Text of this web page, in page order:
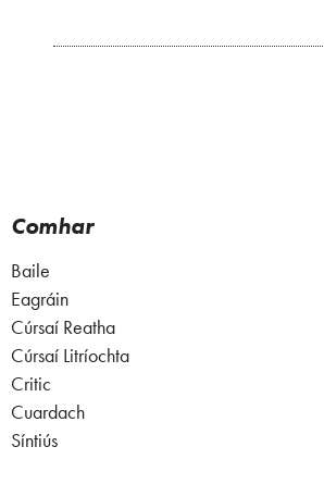
Comhar
Baile
Eagráin
Cúrsaí Reatha
Cúrsaí Litríochta
Critic
Cuardach
Síntiús